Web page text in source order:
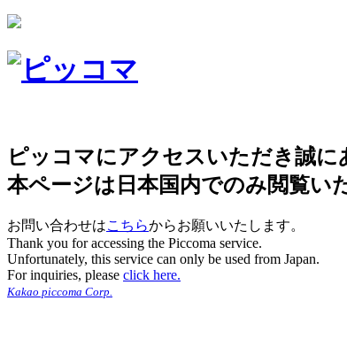
ピッコマにアクセスいただき誠に
本ページは日本国内でのみ閲覧い
お問い合わせはこちらからお願いいたします。
Thank you for accessing the Piccoma service.
Unfortunately, this service can only be used from Japan.
For inquiries, please click here.
Kakao piccoma Corp.